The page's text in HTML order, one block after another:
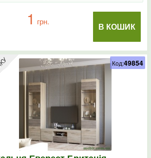
В КОШИК
1 грн.
Код:49854